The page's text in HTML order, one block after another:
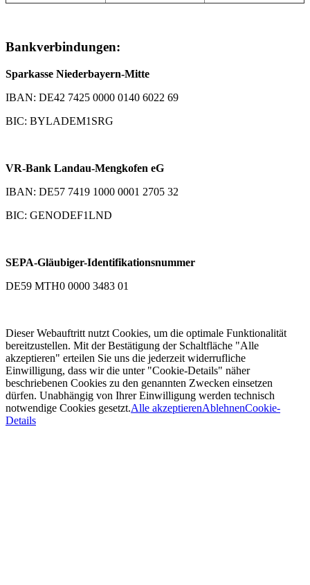
Bankverbindungen:
Sparkasse Niederbayern-Mitte
IBAN: DE42 7425 0000 0140 6022 69
BIC: BYLADEM1SRG
VR-Bank Landau-Mengkofen eG
IBAN: DE57 7419 1000 0001 2705 32
BIC: GENODEF1LND
SEPA-Gläubiger-Identifikationsnummer
DE59 MTH0 0000 3483 01
Dieser Webauftritt nutzt Cookies, um die optimale Funktionalität
bereitzustellen. Mit der Bestätigung der Schaltfläche "Alle
akzeptieren" erteilen Sie uns die jederzeit widerrufliche
Einwilligung, dass wir die unter "Cookie-Details" näher
beschriebenen Cookies zu den genannten Zwecken einsetzen
dürfen. Unabhängig von Ihrer Einwilligung werden technisch
notwendige Cookies gesetzt.Alle akzeptierenAblehnenCookie-
Details